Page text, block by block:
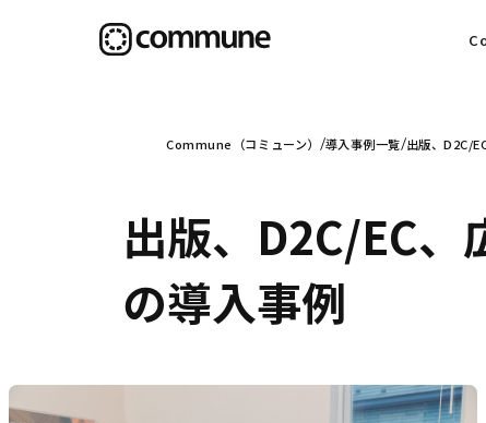
信
Commune（コミューン） 導入事例一覧 出版、D2C/
出版、D2C/EC
の導入事例